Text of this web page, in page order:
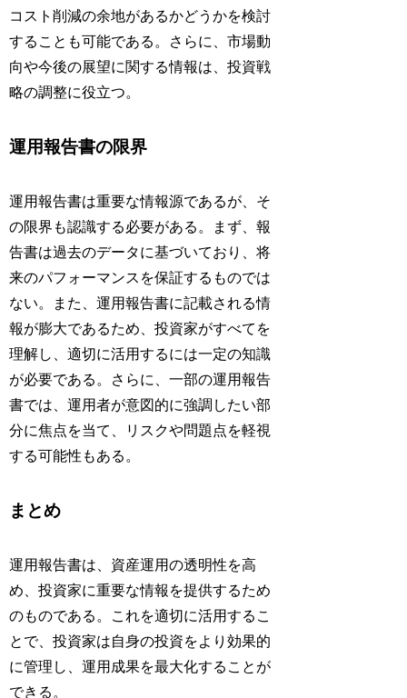
コスト削減の余地があるかどうかを検討
することも可能である。さらに、市場動
向や今後の展望に関する情報は、投資戦
略の調整に役立つ。
運用報告書の限界
運用報告書は重要な情報源であるが、そ
の限界も認識する必要がある。まず、報
告書は過去のデータに基づいており、将
来のパフォーマンスを保証するものでは
ない。また、運用報告書に記載される情
報が膨大であるため、投資家がすべてを
理解し、適切に活用するには一定の知識
が必要である。さらに、一部の運用報告
書では、運用者が意図的に強調したい部
分に焦点を当て、リスクや問題点を軽視
する可能性もある。
まとめ
運用報告書は、資産運用の透明性を高
め、投資家に重要な情報を提供するため
のものである。これを適切に活用するこ
とで、投資家は自身の投資をより効果的
に管理し、運用成果を最大化することが
できる。